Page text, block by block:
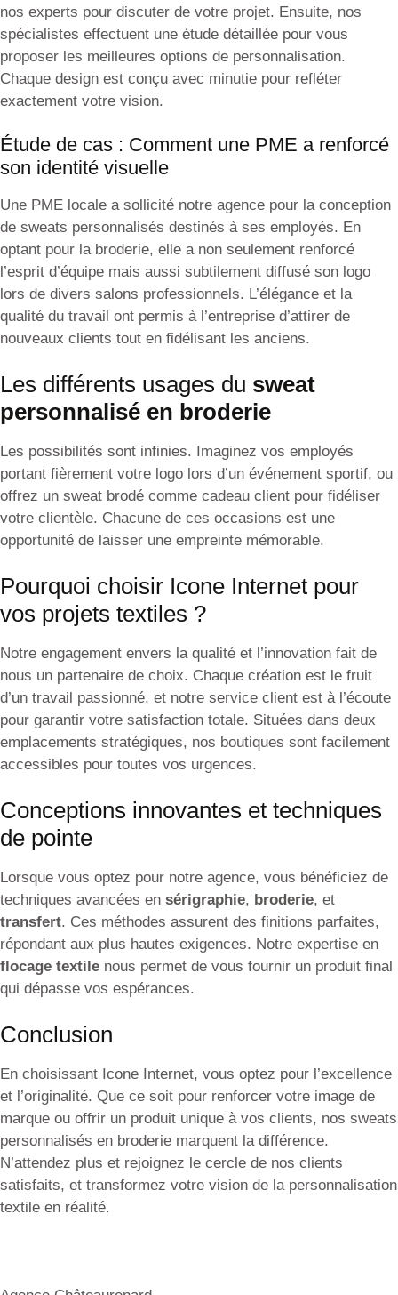
nos experts pour discuter de votre projet. Ensuite, nos
spécialistes effectuent une étude détaillée pour vous
proposer les meilleures options de personnalisation.
Chaque design est conçu avec minutie pour refléter
exactement votre vision.
Étude de cas : Comment une PME a renforcé
son identité visuelle
Une PME locale a sollicité notre agence pour la conception
de sweats personnalisés destinés à ses employés. En
optant pour la broderie, elle a non seulement renforcé
l’esprit d’équipe mais aussi subtilement diffusé son logo
lors de divers salons professionnels. L’élégance et la
qualité du travail ont permis à l’entreprise d’attirer de
nouveaux clients tout en fidélisant les anciens.
Les différents usages du sweat
personnalisé en broderie
Les possibilités sont infinies. Imaginez vos employés
portant fièrement votre logo lors d’un événement sportif, ou
offrez un sweat brodé comme cadeau client pour fidéliser
votre clientèle. Chacune de ces occasions est une
opportunité de laisser une empreinte mémorable.
Pourquoi choisir Icone Internet pour
vos projets textiles ?
Notre engagement envers la qualité et l’innovation fait de
nous un partenaire de choix. Chaque création est le fruit
d’un travail passionné, et notre service client est à l’écoute
pour garantir votre satisfaction totale. Situées dans deux
emplacements stratégiques, nos boutiques sont facilement
accessibles pour toutes vos urgences.
Conceptions innovantes et techniques
de pointe
Lorsque vous optez pour notre agence, vous bénéficiez de
techniques avancées en sérigraphie, broderie, et
transfert. Ces méthodes assurent des finitions parfaites,
répondant aux plus hautes exigences. Notre expertise en
flocage textile nous permet de vous fournir un produit final
qui dépasse vos espérances.
Conclusion
En choisissant Icone Internet, vous optez pour l’excellence
et l’originalité. Que ce soit pour renforcer votre image de
marque ou offrir un produit unique à vos clients, nos sweats
personnalisés en broderie marquent la différence.
N’attendez plus et rejoignez le cercle de nos clients
satisfaits, et transformez votre vision de la personnalisation
textile en réalité.